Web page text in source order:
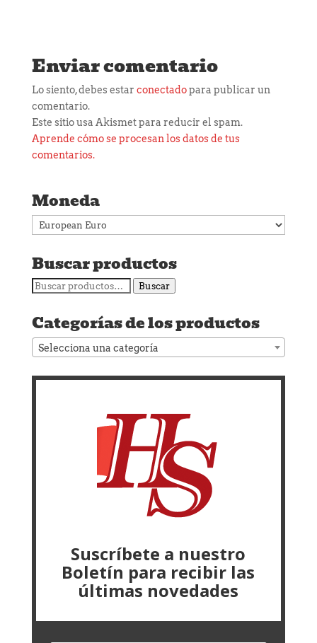
Enviar comentario
Lo siento, debes estar conectadopara publicar un
comentario.
Este sitio usa Akismet para reducir el spam.
Aprende cómo se procesan los datos de tus
comentarios.
Moneda
Buscar productos
Buscar
Buscar
Categorías de los productos
Selecciona una categoría
Suscríbete a nuestro
Boletín para recibir las
últimas novedades